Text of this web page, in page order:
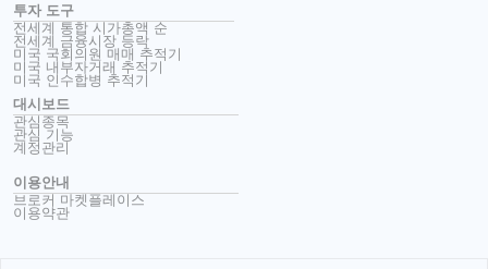
투자 도구
전세계 통합 시가총액 순
전세계 금융시장 등락
미국 국회의원 매매 추적기
미국 내부자거래 추적기
미국 인수합병 추적기
대시보드
관심종목
관심 기능
계정관리
이용안내
브로커 마켓플레이스
이용약관